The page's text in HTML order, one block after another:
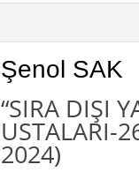
Şenol SAK
“SIRA DIŞI
USTALARI-
2024)